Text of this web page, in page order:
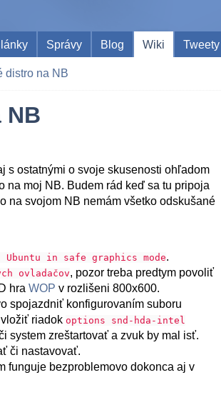
Správy Blog Wiki Tweety
distro na NB
NB
s ostatnými o svoje skusenosti ohľadom
na moj NB. Budem rád keď sa tu pripoja
na svojom NB nemám všetko odskušané
Ubuntu in safe graphics mode.
ovladačov, pozor treba predtym povoliť
hra WOP v rozlišeni 800x600.
spojazdniť konfigurovaním suboru
riadok options snd-hda-intel
system zreštartovať a zvuk by mal isť.
či nastavovať.
funguje bezproblemovo dokonca aj v